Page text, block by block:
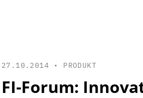
27.10.2014 • PRODUKT
FI-Forum: